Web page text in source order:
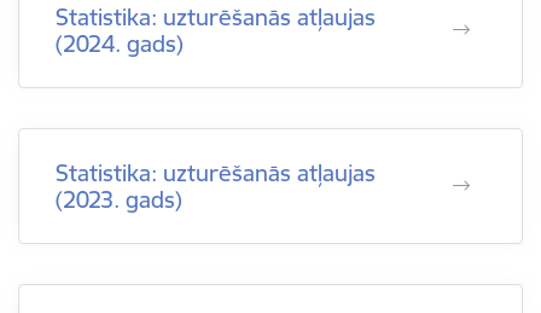
Statistika: uzturēšanās atļaujas
(2024. gads)
Statistika: uzturēšanās atļaujas
(2023. gads)